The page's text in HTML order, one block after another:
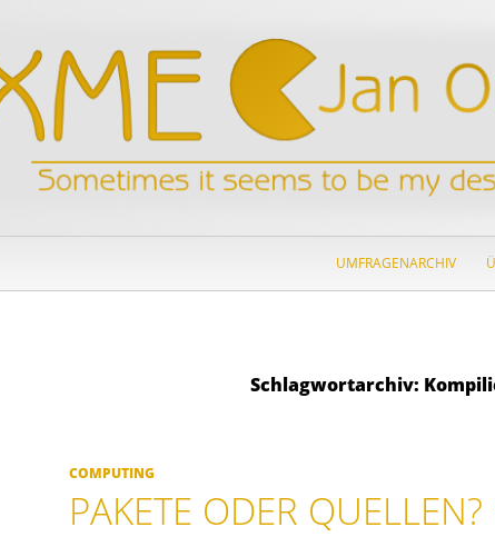
UMFRAGENARCHIV
Schlagwortarchiv:
COMPUTING
PAKETE ODER